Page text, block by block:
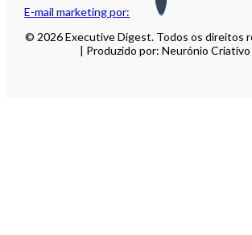
E-mail marketing por:
© 2026 Executive Digest. Todos os direitos
| Produzido por: Neurónio Criativo